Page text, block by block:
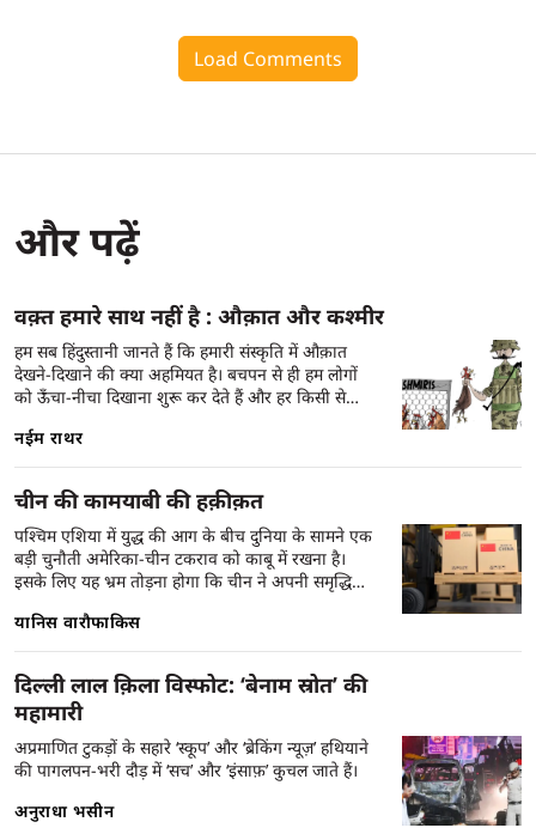
Load Comments
और पढ़ें
वक़्त हमारे साथ नहीं है : औक़ात और कश्मीर
हम सब हिंदुस्तानी जानते हैं कि हमारी संस्कृति में औक़ात
देखने-दिखाने की क्या अहमियत है। बचपन से ही हम लोगों
को ऊँचा-नीचा दिखाना शुरू कर देते हैं और हर किसी से
सामाजिक पदानुक्रम में उसकी सही जगह दिखाना और अत्यंत
हिंसा के साथ उसे आजीवन और पीढ़ियों तक वहीं दबाए
रखना हमारी महान संस्कृति का मूल है। हमारी पहचान ही
जातिवादी है और इसलिए हम दिनभर, सालों-साल एक दूसरे
की औक़ात ही आंकते रहते हैं। किसी बाहर के व्यक्ति के लिए
ये समझना मुश्किल है कि हम इस ऊँच-नीच की प्रक्रिया में
अपना जीवन क्यों नष्ट कर देते हैं, क्यों हम किसी भी चीज़ को
लायक़ नहीं हैं? उनके लिए ये भी समझना मुश्किल है कि
हमारा रवैया पूरे वक़्त इतना हिंसक क्यों रहता है? इसीलिए
कश्मीरी भी ये नहीं समझ पाते की हम उनके साथ ऐसा सुलूक
आख़िर क्यों कर रहे हैं और कैसे कर सकते हैं, क्या हमारे पूरे
समुदाय में कोई इंसानियत ही नहीं है? एक कश्मीरी लेखक ने
हमारे अंदर औक़ात के जुनून को सही समझा है, उसे हमारी
जातिवादी प्रकृति से जोड़ा है और दिखाया है कि हिंदुस्तान
कश्मीर के साथ अमानवीय और घिनौनी तरह से क्यों पेश
आता है। ये लेख हमारी मानसिकता में जड़ बसाया हुआ कचरा
और कीचड़ दिखाता है। ज़रूर पढ़िए।
नईम राथर
चीन की कामयाबी की हक़ीक़त
पश्चिम एशिया में युद्ध की आग के बीच दुनिया के सामने एक
बड़ी चुनौती अमेरिका-चीन टकराव को काबू में रखना है।
इसके लिए यह भ्रम तोड़ना होगा कि चीन ने अपनी समृद्धि
यानिस वारौफाकिस
दिल्ली लाल क़िला विस्फोट: ‘बेनाम स्रोत’ की
महामारी
अप्रमाणित टुकड़ों के सहारे ‘स्कूप’ और ‘ब्रेकिंग न्यूज़’ हथियाने
की पागलपन-भरी दौड़ में ‘सच’ और ‘इंसाफ़’ कुचल जाते हैं।
अनुराधा भसीन